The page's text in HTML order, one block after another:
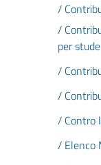
/
/
per
/
/
/ Contro
/ Elenco